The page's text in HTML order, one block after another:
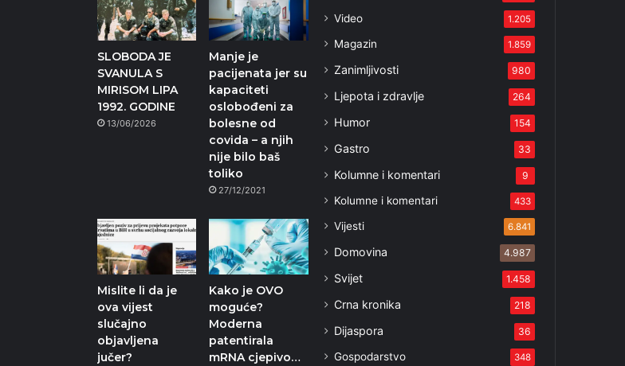
SLOBODA JE
SVANULA S
MIRISOM LIPA
1992. GODINE
13/06/2026
Manje je
pacijenata jer su
kapaciteti
oslobođeni za
bolesne od
covida – a njih
nije bilo baš
toliko
27/12/2021
Mislite li da je
ova vijest
slučajno
objavljena
jučer?
Kako je OVO
moguće?
Moderna
patentirala
mRNA cjepivo…
Video 1.205
Magazin 1.859
Zanimljivosti 980
Ljepota i zdravlje 264
Humor 154
Gastro 33
Kolumne i komentari 9
Kolumne i komentari 433
Vijesti 6.841
Domovina 4.987
Svijet 1.458
Crna kronika 218
Dijaspora 36
Gospodarstvo 348